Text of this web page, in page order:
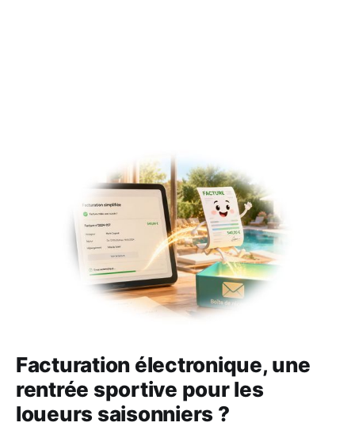
Facturation électronique, une
rentrée sportive pour les
loueurs saisonniers ?